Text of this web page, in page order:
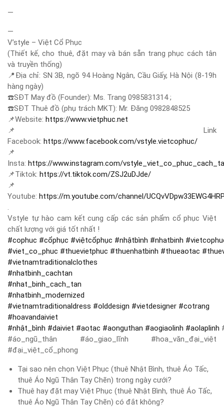
—
—
V’style – Việt Cổ Phục
(Thiết kế, cho thuê, đặt may và bán sẵn trang phục cách tân
và truyền thống)
📍 Địa chỉ: SN 3B, ngõ 94 Hoàng Ngân, Cầu Giấy, Hà Nội (8-19h
hàng ngày)
☎️SĐT May đồ (Founder): Ms. Trang 0985831314 ;
☎️SĐT Thuê đồ (phụ trách MKT): Mr. Đăng 0982848525
📌Website: https://www.vietphuc.net
📌 Link
Facebook: https://www.facebook.com/vstyle.vietcophuc/
📌
Insta: https://www.instagram.com/
📌Tiktok: https://vt.tiktok.com/ZSJ2uDJde/
📌
Youtube: https://m.youtube.com/channel/
.
Vstyle tự hào cam kết cung cấp các sản phẩm cổ phục Việt
chất lượng với giá tốt nhất !
#cophuc #cổphục #việtcổphục #nhậtbình #nhatbinh #
#viet_co_phuc #thuevietphuc #thuenhatbinh #thueaotac #
#vietnamtraditionalclothes
#nhatbinh_cachtan
#nhat_binh_cach_tan
#nhatbinh_modernized
#vietnamtraditionaldress #olddesign #vietdesigner #cotrang
#hoavandaiviet
#nhật_bình #daiviet #aotac #aonguthan #aogiaolinh #aolaplinh
#áo_ngũ_thân #áo_giao_lĩnh #hoa_văn_đại_việt
#đại_việt_cổ_phong
Tại sao nên chọn Việt Phục (thuê Nhật Bình, thuê Áo Tấc,
thuê Áo Ngũ Thân Tay Chẽn) trong ngày cưới?
Thuê hay đặt may Việt Phục (thuê Nhật Bình, thuê Áo Tấc,
thuê Áo Ngũ Thân Tay Chẽn) có đắt không?